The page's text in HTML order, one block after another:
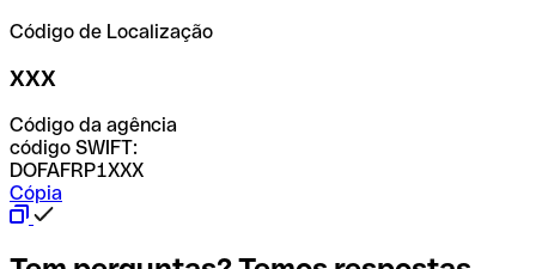
Código de Localização
XXX
Código da agência
código SWIFT:
DOFAFRP1XXX
Cópia